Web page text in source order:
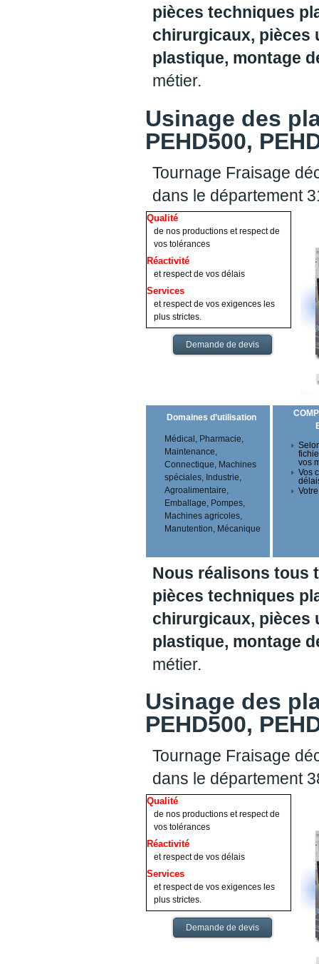
pièces techniques
chirurgicaux, pièces
plastique, montage
métier.
Usinage des
PEHD500,
Tournage Fraisage
dans le département
Qualité
de nos productions et respect de
vos tolérances
Réactivité
et respect de vos délais
Services
et respect de vos exigences les
plus strictes.
Demande de devis
Domaines d’utilisation
Médical, Pharmacie,
Maintenance,
Connectique, Machines
spéciales, Industrie,
Agroalimentaire,
Emballage, Pompes,
Machines agricoles,
Manutention, Mécanique
vos
Vos
Nous réalisons tous
pièces techniques
chirurgicaux, pièces
plastique, montage
métier.
Usinage des
PEHD500,
Tournage Fraisage
dans le département
Qualité
de nos productions et respect de
vos tolérances
Réactivité
et respect de vos délais
Services
et respect de vos exigences les
plus strictes.
Demande de devis